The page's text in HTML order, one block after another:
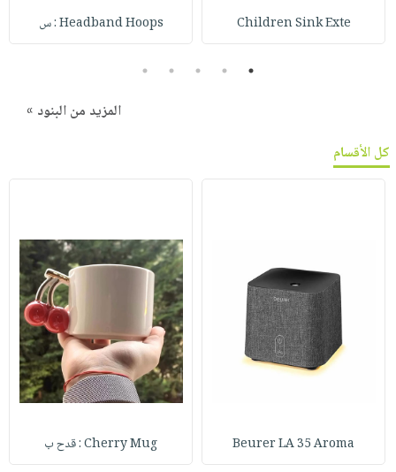
Children Sink Exte Headband Hoops : س
1
2
3
4
5
المزيد من البنود »
كل الأقسام
Beurer LA 35 Aroma Cherry Mug : قدح ب